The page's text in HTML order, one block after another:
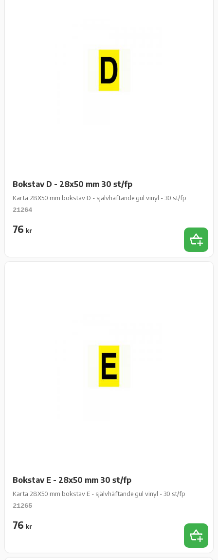
Bokstav D - 28x50 mm 30 st/fp
Karta 28X50 mm bokstav D - självhäftande gul vinyl - 30 st/fp
21264
76 kr
Bokstav E - 28x50 mm 30 st/fp
Karta 28X50 mm bokstav E - självhäftande gul vinyl - 30 st/fp
21265
76 kr